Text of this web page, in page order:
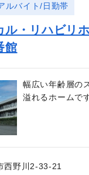
ルバイト/日勤帯
ル・リハビリ
館
幅広い年齢層の
溢れるホームで
西野川2-33-21